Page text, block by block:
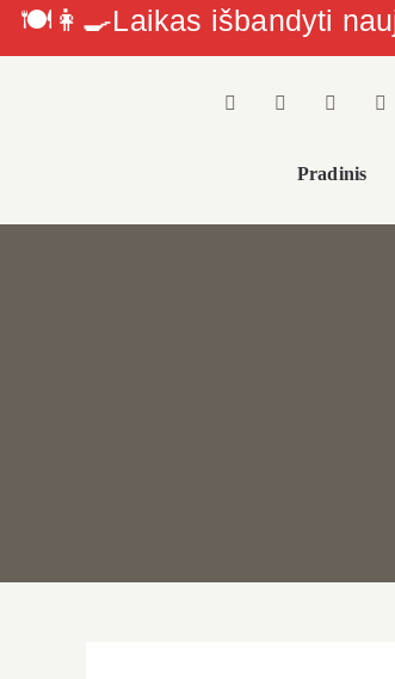
🍽👩‍🍳Laikas išbandyti
Pradinis